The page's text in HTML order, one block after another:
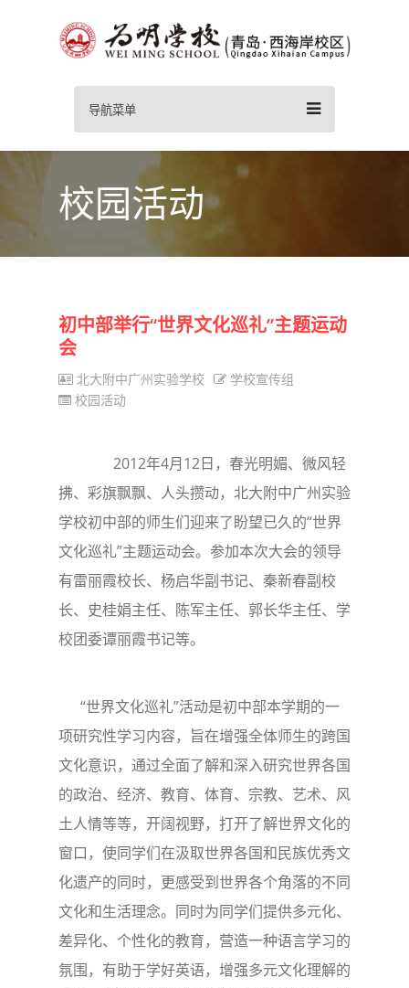
导航菜单
校园活动
初中部举行“世界文化巡礼”主题运动
会
北大附中广州实验学校
学校宣传组
校园活动
2012年4月12日，春光明媚、微风轻
拂、彩旗飘飘、人头攒动，北大附中广州实验
学校初中部的师生们迎来了盼望已久的“世界
文化巡礼”主题运动会。参加本次大会的领导
有雷丽霞校长、杨启华副书记、秦新春副校
长、史桂娟主任、陈军主任、郭长华主任、学
校团委谭丽霞书记等。
“世界文化巡礼”活动是初中部本学期的一
项研究性学习内容，旨在增强全体师生的跨国
文化意识，通过全面了解和深入研究世界各国
的政治、经济、教育、体育、宗教、艺术、风
土人情等等，开阔视野，打开了解世界文化的
窗口，使同学们在汲取世界各国和民族优秀文
化遗产的同时，更感受到世界各个角落的不同
文化和生活理念。同时为同学们提供多元化、
差异化、个性化的教育，营造一种语言学习的
氛围，有助于学好英语，增强多元文化理解的